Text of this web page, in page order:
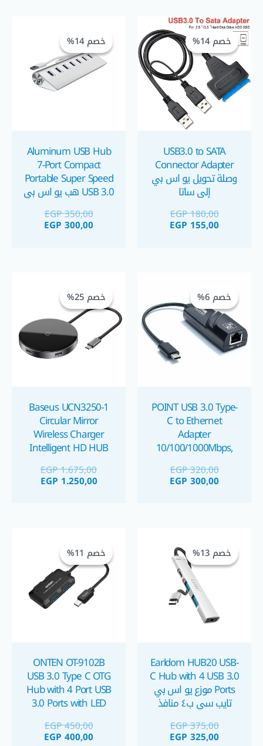
خصم 14%
خصم 14%
USB3.0 to SATA
Connector Adapter
وصلة تحويل يو اس بي
إلى ساتا
EGP180,00
السعر
الأصلي
هو:
EGP 180,00.
EGP 155,00
السعر
الحالي
هو:
EGP 155,00.
خصم 14%
خصم 14%
Aluminum USB Hub
7-Port Compact
Portable Super Speed
USB 3.0 هب يو اس بي
EGP350,00
EGP 300,00
خصم 6%
خصم 6%
POINT USB 3.0 Type-
C to Ethernet
Adapter
10/100/1000Mbps,
EGP320,00
هو:
EGP 320,00.
EGP 300,00
هو:
EGP 300,00.
خصم 25%
خصم 25%
Baseus UCN3250-1
Circular Mirror
Wireless Charger
Intelligent HD HUB
USB
EGP1.675,00
EGP 1.250,00
خصم 13%
خصم 13%
Earldom HUB20 USB-
C Hub with 4 USB 3.0
Ports موزع يو اس بي
تايب سي ب٤ منافذ
EGP375,00
EGP 325,00
خصم 11%
خصم 11%
ONTEN OT-9102B
USB 3.0 Type C OTG
Hub with 4 Port USB
3.0 Ports with LED
بي ٣.٠ ب ٤ منافذ EGP450,00
EGP 400,00